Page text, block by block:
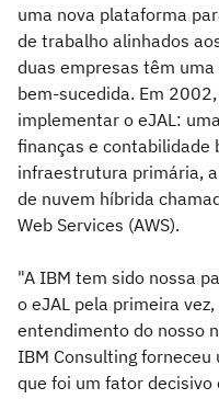
uma nova plataforma
de trabalho alinhados
duas empresas têm
bem-sucedida. Em
implementar o eJAL:
finanças e contabilidade
infraestrutura primária,
de nuvem híbrida
Web Services (AWS).
"A IBM tem sido nossa
o eJAL pela primeira
entendimento do nosso
IBM Consulting
que foi um fator decisivo